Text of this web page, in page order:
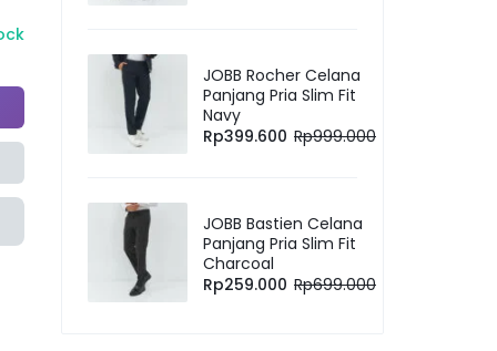
JOBB Rocher Celana
Panjang Pria Slim Fit
Navy
Rp399.600 Rp999.000
JOBB Bastien Celana
Panjang Pria Slim Fit
Charcoal
Rp259.000 Rp699.000